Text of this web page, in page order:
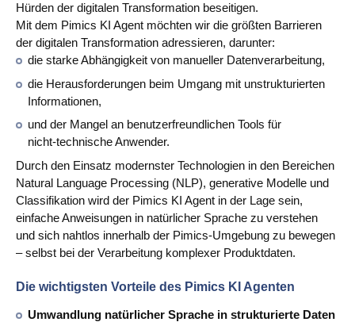
Hürden der digitalen Transformation beseitigen.
Mit dem Pimics KI Agent möchten wir die größten Barrieren
der digitalen Transformation adressieren, darunter:
die starke Abhängigkeit von manueller Datenverarbeitung,
die Herausforderungen beim Umgang mit unstrukturierten
Informationen,
und der Mangel an benutzerfreundlichen Tools für
nicht‑technische Anwender.
Durch den Einsatz modernster Technologien in den Bereichen
Natural Language Processing (NLP), generative Modelle und
Classifikation wird der Pimics KI Agent in der Lage sein,
einfache Anweisungen in natürlicher Sprache zu verstehen
und sich nahtlos innerhalb der Pimics‑Umgebung zu bewegen
– selbst bei der Verarbeitung komplexer Produktdaten.
Die wichtigsten Vorteile des Pimics KI Agenten
Umwandlung natürlicher Sprache in strukturierte Daten